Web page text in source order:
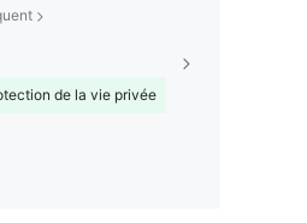
de la vie privée